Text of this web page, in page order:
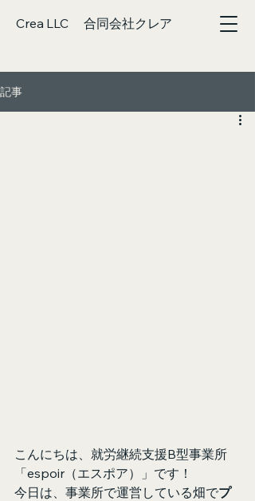
Crea LLC 合同会社クレア
記事
こんにちは、就労継続支援B型事業所
「espoir（エスポア）」です！
今日は、事業所で運営している畑でプ